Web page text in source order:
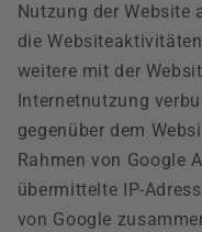
Nutzung der Website
die
weitere mit der
Internetnutzung
gegenüber dem
Rahmen von Google
übermittelte IP-
von Google